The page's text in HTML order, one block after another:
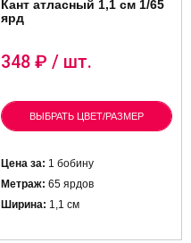
Кант атласный 1,1 см 1/65
ярд
348 ₽ / шт.
ВЫБРАТЬ ЦВЕТ/РАЗМЕР
Цена за: 1 бобину
Метраж: 65 ярдов
Ширина: 1,1 см